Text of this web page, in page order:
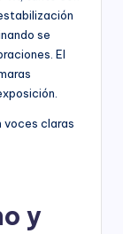
se
El
voces claras
y